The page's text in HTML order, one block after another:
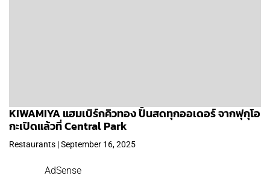
KIWAMIYA แฮมเบิร์กคิวทอง ปั้นสดทุกออเดอร์ จากฟุกุโอ
กะเปิดแล้วที่ Central Park
Restaurants | September 16, 2025
AdSense